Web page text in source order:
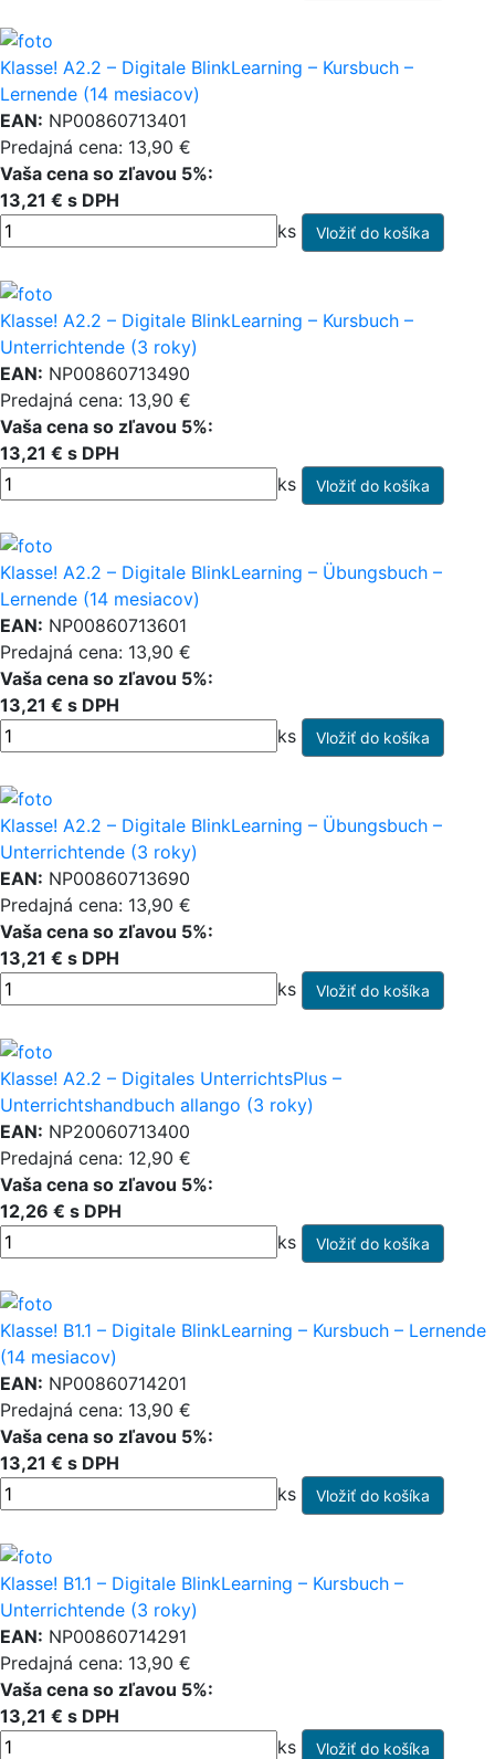
Klasse! A2.2 – Digitale BlinkLearning – Kursbuch –
Lernende (14 mesiacov)
EAN: NP00860713401
Predajná cena: 13,90 €
Vaša cena so zľavou 5%:
13,21 € s DPH
ks
Klasse! A2.2 – Digitale BlinkLearning – Kursbuch –
Unterrichtende (3 roky)
EAN: NP00860713490
Predajná cena: 13,90 €
Vaša cena so zľavou 5%:
13,21 € s DPH
ks
Klasse! A2.2 – Digitale BlinkLearning – Übungsbuch –
Lernende (14 mesiacov)
EAN: NP00860713601
Predajná cena: 13,90 €
Vaša cena so zľavou 5%:
13,21 € s DPH
ks
Klasse! A2.2 – Digitale BlinkLearning – Übungsbuch –
Unterrichtende (3 roky)
EAN: NP00860713690
Predajná cena: 13,90 €
Vaša cena so zľavou 5%:
13,21 € s DPH
ks
Klasse! A2.2 – Digitales UnterrichtsPlus –
Unterrichtshandbuch allango (3 roky)
EAN: NP20060713400
Predajná cena: 12,90 €
Vaša cena so zľavou 5%:
12,26 € s DPH
ks
Klasse! B1.1 – Digitale BlinkLearning – Kursbuch – Lernende
(14 mesiacov)
EAN: NP00860714201
Predajná cena: 13,90 €
Vaša cena so zľavou 5%:
13,21 € s DPH
ks
Klasse! B1.1 – Digitale BlinkLearning – Kursbuch –
Unterrichtende (3 roky)
EAN: NP00860714291
Predajná cena: 13,90 €
Vaša cena so zľavou 5%:
13,21 € s DPH
ks